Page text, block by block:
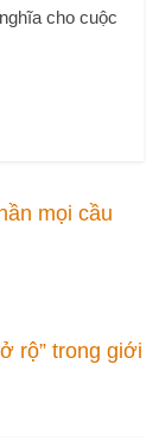
cho cuộc
mọi cầu
rộ” trong giới